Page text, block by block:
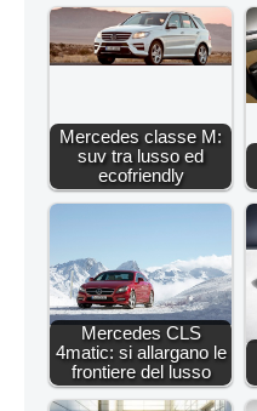
Mercedes classe M:
suv tra lusso ed
ecofriendly
Mercedes CLS
4matic: si allargano le
frontiere del lusso